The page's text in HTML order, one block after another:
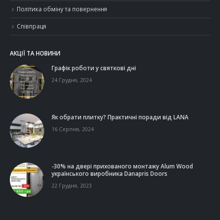
Політика обміну та повернення
Співпраця
АКЦІЇ ТА НОВИНИ
Графік роботи у святкові дні
24 Грудня, 2024
Як обрати плитку? Практичні поради від LANA
16 Серпня, 2024
-30% на двері прихованого монтажу Alum Wood
українського виробника Danapris Doors
22 Грудня, 2023